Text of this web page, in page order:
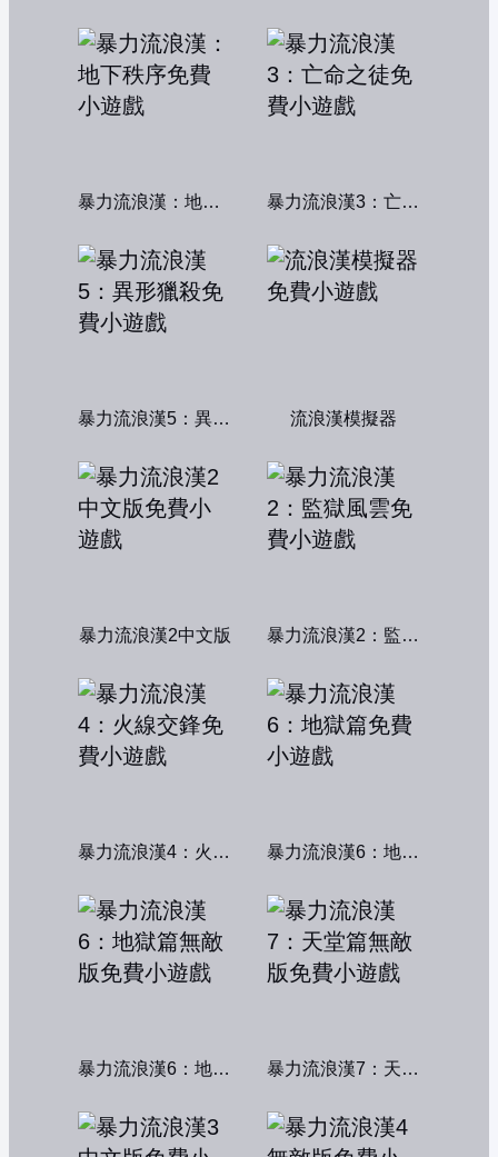
暴力流浪漢：地下秩序 暴力流浪漢3：亡命之徒
暴力流浪漢5：異形獵殺 流浪漢模擬器
暴力流浪漢2中文版 暴力流浪漢2：監獄風雲
暴力流浪漢4：火線交鋒 暴力流浪漢6：地獄篇
暴力流浪漢6：地獄篇無敵版 暴力流浪漢7：天堂篇無敵版